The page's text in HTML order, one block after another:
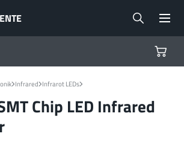
Infrared Infrarot LEDs
Chip LED Infrared